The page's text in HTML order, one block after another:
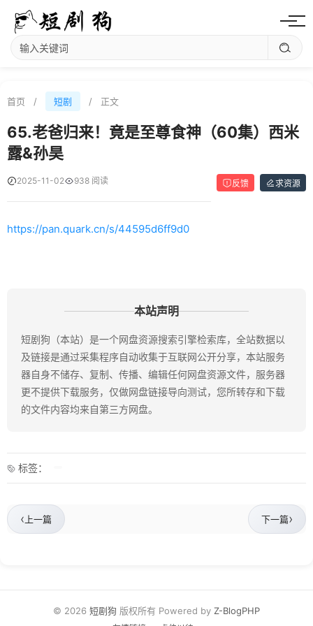
首页 / 短剧 / 正文
65.老爸归来！竟是至尊食神（60集）西米
露&孙昊
求资源
反馈
2025-11-02 938 阅读
https://pan.quark.cn/s/44595d6ff9d0
本站声明
短剧狗（本站）是一个网盘资源搜索引擎检索库，全站数据以
及链接是通过采集程序自动收集于互联网公开分享，本站服务
器自身不储存、复制、传播、编辑任何网盘资源文件，服务器
更不提供下载服务，仅做网盘链接导向测试，您所转存和下载
的文件内容均来自第三方网盘。
标签：
‹ 上一篇 下一篇›
© 2026 短剧狗 版权所有 Powered by Z-BlogPHP